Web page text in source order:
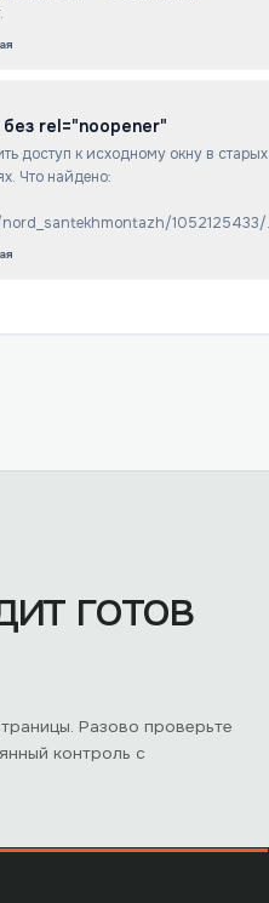
rel="noopener"
доступ к исходному окну в старых
Что найдено:
1052125433/.
готов
Разово проверьте
контроль с